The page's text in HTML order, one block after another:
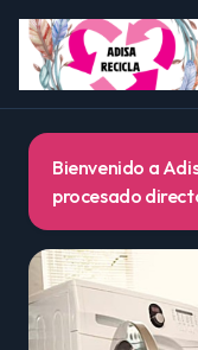
Bienvenido a
procesado